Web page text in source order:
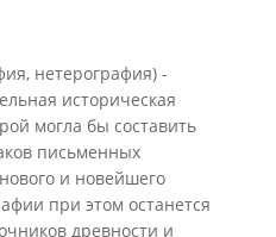
нетерография) -
историческая
могла бы составить
письменных
и новейшего
при этом останется
древности и